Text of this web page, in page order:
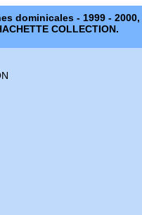
dominicales - 1999 - 2000,
COLLECTION.